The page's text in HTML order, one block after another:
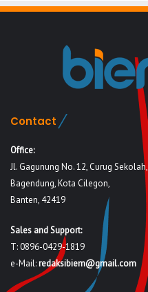
Contact
Office:
Jl. Gagunung No. 12, Curug Sekolah,
Bagendung, Kota Cilegon,
Banten, 42419
Sales and Support:
T: 0896-0429-1819
e-Mail:redaksibiem@gmail.com